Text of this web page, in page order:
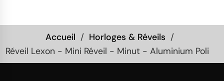
Accueil
Horloges & Réveils
Réveil Lexon - Mini Réveil - Minut - Aluminium Poli